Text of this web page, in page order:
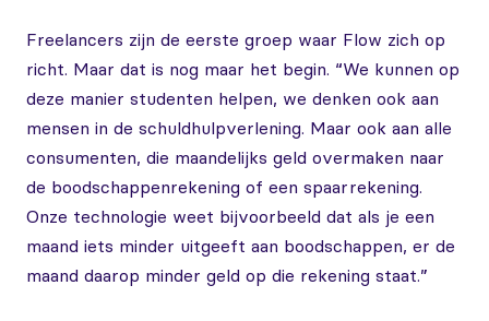
Freelancers zijn de eerste groep waar Flow zich op
richt. Maar dat is nog maar het begin. “We kunnen op
deze manier studenten helpen, we denken ook aan
mensen in de schuldhulpverlening. Maar ook aan alle
consumenten, die maandelijks geld overmaken naar
de boodschappenrekening of een spaarrekening.
Onze technologie weet bijvoorbeeld dat als je een
maand iets minder uitgeeft aan boodschappen, er de
maand daarop minder geld op die rekening staat.”